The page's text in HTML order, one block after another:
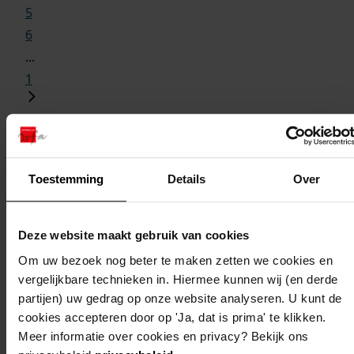
Toestemming Details Over
Deze website maakt gebruik van cookies
Om uw bezoek nog beter te maken zetten we cookies en
vergelijkbare technieken in. Hiermee kunnen wij (en derde
partijen) uw gedrag op onze website analyseren. U kunt de
cookies accepteren door op 'Ja, dat is prima' te klikken.
Meer informatie over cookies en privacy? Bekijk ons
5
6
...
1
gemeente adres beschrijving
wester-
kanteel
10, 12,
14, 16,
18, 20,
22, 24,